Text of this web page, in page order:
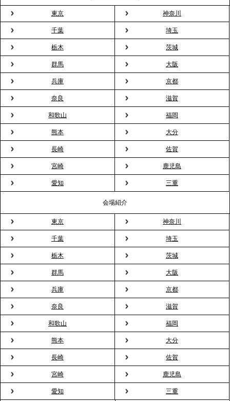
ドブルが紹介されました
2026.3.23
プレスリリースのご案内｜入社式の“そのまま懇親
会”が企業で広がる。 新入社員の交流を支える『オフ
ィスケータリング』という新しい活用法
2026.3.20
NHK「ニュースウオッチ9」で、2ndTable「室内花
2026.3.16
プレスリリースのご案内｜2026年、春の親睦は「花
粉レス」な室内花見。福利厚生としても注目され
る、快適で新しいお花見体験
2026.3.5
プレスリリースのご案内｜「室内お花見」の法人利
用が前年比4倍に急増。オフィスに桜が届く福利厚生
2026.2.13
プレスリリースのご案内｜オフィスが「１日限定の
バー」に！福利厚生・社内交流を格上げする《出張
バーテンダー》サービスを開始
2026.1.26
プレスリリースのご案内｜もう「義理チョコ」で悩
まない。職場のバレンタインをケータリングで“福利
厚生”化。採用にも効く新スタイルを提案
東京 神奈川
千葉 埼玉
栃木 茨城
群馬 大阪
兵庫 京都
奈良 滋賀
和歌山 福岡
熊本 大分
長崎 佐賀
宮崎 鹿児島
愛知 三重
会場紹介
東京 神奈川
千葉 埼玉
栃木 茨城
群馬 大阪
兵庫 京都
奈良 滋賀
和歌山 福岡
熊本 大分
長崎 佐賀
宮崎 鹿児島
愛知 三重